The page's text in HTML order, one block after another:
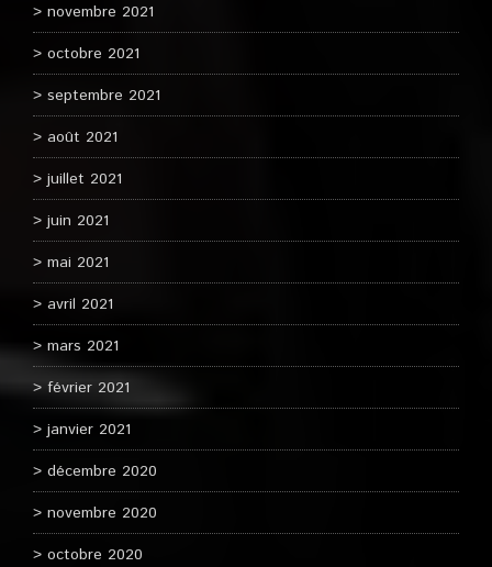
novembre 2021
octobre 2021
septembre 2021
août 2021
juillet 2021
juin 2021
mai 2021
avril 2021
mars 2021
février 2021
janvier 2021
décembre 2020
novembre 2020
octobre 2020